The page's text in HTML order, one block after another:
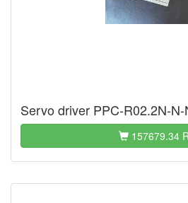
Servo driver PPC-R02.2N-
157679.34